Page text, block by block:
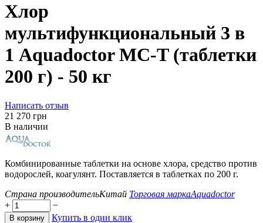
Хлор
мультифункциональный 3 в
1 Aquadoctor MC-T (таблетки
200 г) - 50 кг
Написать отзыв
‍21 270‍ грн
В наличии
Комбинированные таблетки на основе хлора, средство против
водорослей, коагулянт. Поставляется в таблетках по 200 г.
Страна производительКитай Торговая маркаAquadoctor
+
−
В корзину
Купить в один клик